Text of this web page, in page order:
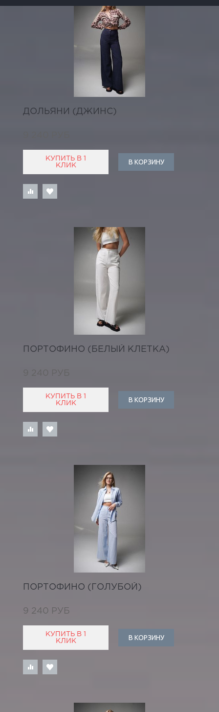
ДОЛЬЯНИ (ДЖИНС)
КУПИТЬ В 1
КЛИК
В КОРЗИНУ
ПОРТОФИНО (БЕЛЫЙ КЛЕТКА)
9 240 РУБ
КУПИТЬ В 1
КЛИК
В КОРЗИНУ
ПОРТОФИНО (ГОЛУБОЙ)
9 240 РУБ
КУПИТЬ В 1
КЛИК
В КОРЗИНУ